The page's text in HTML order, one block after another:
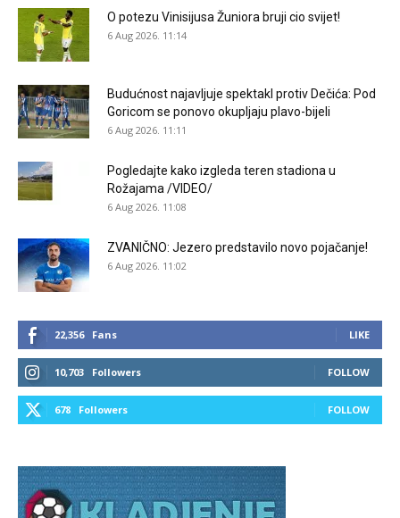
O potezu Vinisijusa Žuniora bruji cio svijet!
6 Aug 2026. 11:14
Budućnost najavljuje spektakl protiv Dečića: Pod
Goricom se ponovo okupljaju plavo-bijeli
6 Aug 2026. 11:11
Pogledajte kako izgleda teren stadiona u
Rožajama /VIDEO/
6 Aug 2026. 11:08
ZVANIČNO: Jezero predstavilo novo pojačanje!
6 Aug 2026. 11:02
22,356 Fans LIKE
10,703 Followers FOLLOW
678 Followers FOLLOW